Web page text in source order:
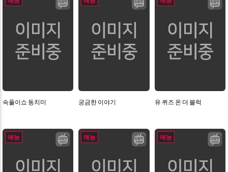
속풀이쇼 동치미 궁금한 이야기 유 퀴즈 온 더 블럭
예능 예능 예능